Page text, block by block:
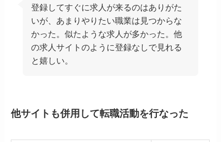
登録してすぐに求人が来るのはありがた
いが、あまりやりたい職業は見つからな
かった。似たような求人が多かった。他
の求人サイトのように登録なしで見れる
と嬉しい。
他サイトも併用して転職活動を行なった